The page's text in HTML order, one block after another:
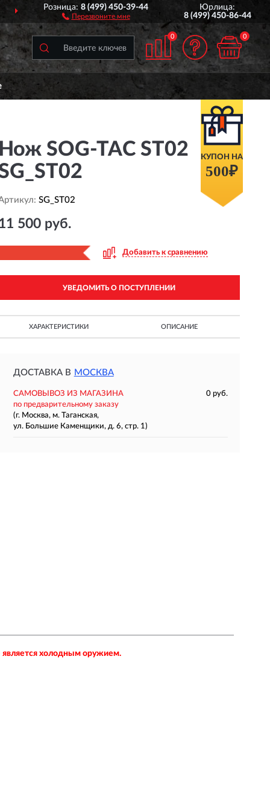
ДОСТАВИМ ПО ВСЕЙ РОССИИ
Розница:8 (499) 450-39-44
Перезвоните мне
Юрлица:
8 (499) 450-86-44
0 0
КУПОН НА
500₽
SOG-TAC ST02
SG_ST02
500 руб.
Добавить к сравнению
УВЕДОМИТЬ О ПОСТУПЛЕНИИ
ХАРАКТЕРИСТИКИ ОПИСАНИЕ
ДОСТАВКА В МОСКВА
САМОВЫВОЗ ИЗ МАГАЗИНА
0 руб.
по предварительному заказу
(г. Москва, м. Таганская,
ул. Большие Каменщики, д. 6, стр. 1)
является холодным оружием.